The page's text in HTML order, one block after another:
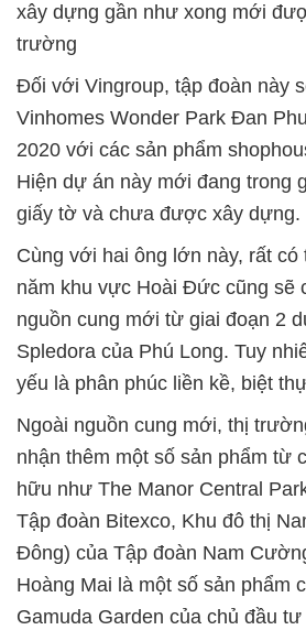
xây dựng gần như xong mới
trường
Đối với Vingroup, tập đoàn này
Vinhomes Wonder Park Đan
2020 với các sản phẩm
Hiện dự án này mới đang trong
giấy tờ và chưa được xây dựng.
Cùng với hai ông lớn này, rất có
năm khu vực Hoài Đức cũng sẽ
nguồn cung mới từ giai đoạn 2
Spledora của Phú Long. Tuy
yếu là phân phúc liền kề, biệt
Ngoài nguồn cung mới, thị
nhận thêm một số sản phẩm từ
hữu như The Manor Central
Tập đoàn Bitexco, Khu đô thị
Đông) của Tập đoàn Nam
Hoàng Mai là một số sản phẩm
Gamuda Garden của chủ đầu